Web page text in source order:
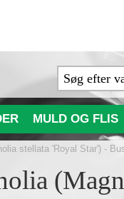
MULD OG FLIS
stellata 'Royal Star') -